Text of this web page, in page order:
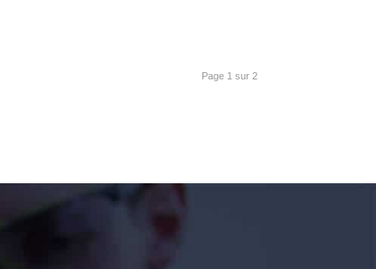
Page 1 sur 2